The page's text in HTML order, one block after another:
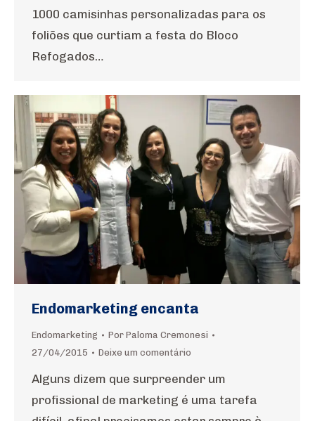
1000 camisinhas personalizadas para os
foliões que curtiam a festa do Bloco
Refogados…
Endomarketing encanta
Endomarketing Por Paloma Cremonesi
27/04/2015
Deixe um comentário
Alguns dizem que surpreender um
profissional de marketing é uma tarefa